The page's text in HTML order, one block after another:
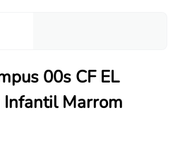
00s CF EL
Infantil Marrom